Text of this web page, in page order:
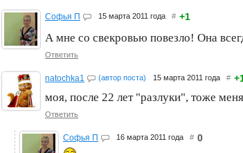
Софья П 15 марта 2011 года # +1
А мне со свекровью повезло! Она
Ответить
natochka1 (автор поста) 15 марта 2011 года #
моя, после 22 лет "разлуки", тоже
Ответить
Софья П 16 марта 2011 года # 0